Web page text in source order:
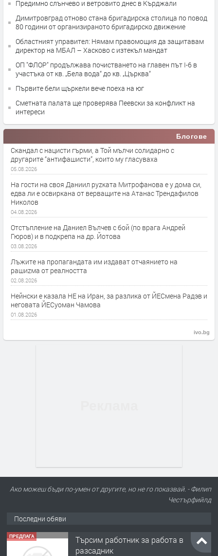
Предимно слънчево и ветровито днес в Кърджали
Димитровград отново стана бригадирска столица по повод
80 години от организираното бригадирско движение
Областният управител: Нямам правомощия да защитавам
директор на МБАЛ – Хасково с изтекъл мандат
ОП "ФЛОР" продължава почистването на главен път I-6 в
участъка от кв. „Бела вода“ до кв. „Църква“
Първите бели щъркели вече поеха на юг
Сметната палата ще провeрява Пеевски за конфликт на
интереси
Блогове
Скандал с нацисти гърми, а Той мълчи солидарно с
другарите “антифашисти”, които му гласуваха
05.08.2026
На гости на своя Даниил руzката Митрофанова е у дома си,
едва ли е освиркана от верващите на Атанас Трендафилов
Николов
04.08.2026
Отстъпление на Даниел Вълчев с бой (по врага Андрей
Гюров) и в подкрепа на др. Йотова
03.08.2026
Лъжите на пропагандата им издават отчаянието на
рашиzма от реалността
02.08.2026
Нейнски е казала НЕ на Иран, за разлика от ЙЕСмена Радэв и
неговата ЙЕСуоман Чамова
01.08.2026
ivo.bg
Ако можеш бъди по-умен от другите, но не го показвай. - Филип
Честърфийлд
Последни обяви
ПРЕДЛАГА
Търсим работник за работа в
разсадник